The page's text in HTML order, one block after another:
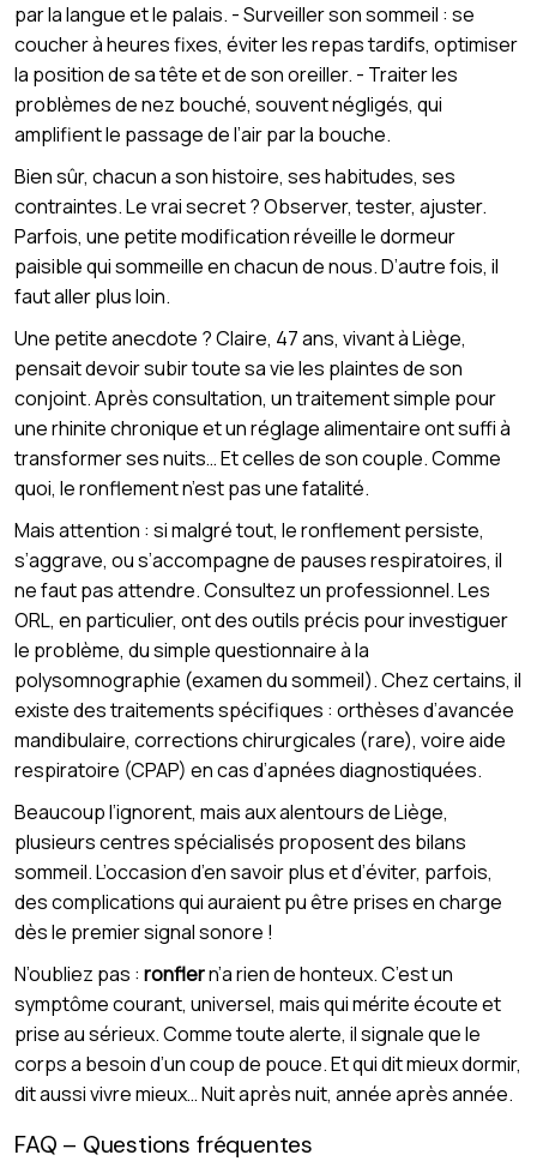
par la langue et le palais. - Surveiller son sommeil : se
coucher à heures fixes, éviter les repas tardifs, optimiser
la position de sa tête et de son oreiller. - Traiter les
problèmes de nez bouché, souvent négligés, qui
amplifient le passage de l’air par la bouche.
Bien sûr, chacun a son histoire, ses habitudes, ses
contraintes. Le vrai secret ? Observer, tester, ajuster.
Parfois, une petite modification réveille le dormeur
paisible qui sommeille en chacun de nous. D’autre fois, il
faut aller plus loin.
Une petite anecdote ? Claire, 47 ans, vivant à Liège,
pensait devoir subir toute sa vie les plaintes de son
conjoint. Après consultation, un traitement simple pour
une rhinite chronique et un réglage alimentaire ont suffi à
transformer ses nuits… Et celles de son couple. Comme
quoi, le ronflement n’est pas une fatalité.
Mais attention : si malgré tout, le ronflement persiste,
s’aggrave, ou s’accompagne de pauses respiratoires, il
ne faut pas attendre. Consultez un professionnel. Les
ORL, en particulier, ont des outils précis pour investiguer
le problème, du simple questionnaire à la
polysomnographie (examen du sommeil). Chez certains, il
existe des traitements spécifiques : orthèses d’avancée
mandibulaire, corrections chirurgicales (rare), voire aide
respiratoire (CPAP) en cas d’apnées diagnostiquées.
Beaucoup l’ignorent, mais aux alentours de Liège,
plusieurs centres spécialisés proposent des bilans
sommeil. L’occasion d’en savoir plus et d’éviter, parfois,
des complications qui auraient pu être prises en charge
dès le premier signal sonore !
N’oubliez pas : ronflern’a rien de honteux. C’est un
symptôme courant, universel, mais qui mérite écoute et
prise au sérieux. Comme toute alerte, il signale que le
corps a besoin d’un coup de pouce. Et qui dit mieux dormir,
dit aussi vivre mieux… Nuit après nuit, année après année.
FAQ – Questions fréquentes